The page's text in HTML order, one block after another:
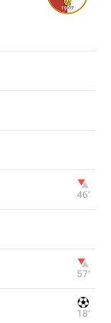
46‎’‎
57‎’‎
18‎’‎